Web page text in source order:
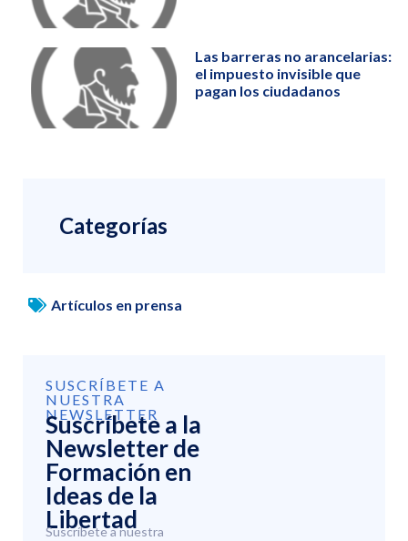
Las barreras no arancelarias:
el impuesto invisible que
pagan los ciudadanos
Categorías
Artículos en prensa
SUSCRÍBETE A
NUESTRA
NEWSLETTER
Suscríbete a la
Newsletter de
Formación en
Ideas de la
Libertad
Suscríbete a nuestra